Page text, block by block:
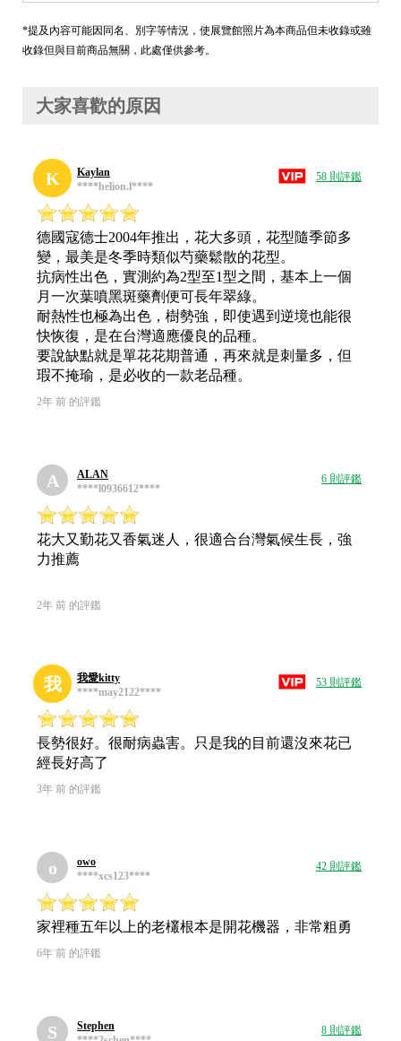
*提及內容可能因同名、別字等情況，使展覽館照片為本商品但未收錄或雖
收錄但與目前商品無關，此處僅供參考。
大家喜歡的原因
K
Kaylan
****helion.l****
58 則評鑑
德國寇德士2004年推出，花大多頭，花型隨季節多
變，最美是冬季時類似芍藥鬆散的花型。
抗病性出色，實測約為2型至1型之間，基本上一個
月一次葉噴黑斑藥劑便可長年翠綠。
耐熱性也極為出色，樹勢強，即使遇到逆境也能很
快恢復，是在台灣適應優良的品種。
要說缺點就是單花花期普通，再來就是刺量多，但
瑕不掩瑜，是必收的一款老品種。
2年 前 的評鑑
A
ALAN
****l0936612****
6 則評鑑
花大又勤花又香氣迷人，很適合台灣氣候生長，強
力推薦
2年 前 的評鑑
我
我愛kitty
****may2122****
53 則評鑑
長勢很好。很耐病蟲害。只是我的目前還沒來花已
經長好高了
3年 前 的評鑑
o
owo
****xcs123****
42 則評鑑
家裡種五年以上的老欉根本是開花機器，非常粗勇
6年 前 的評鑑
S
Stephen
8 則評鑑